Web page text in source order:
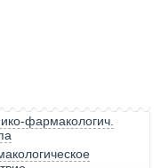
фармакологич.